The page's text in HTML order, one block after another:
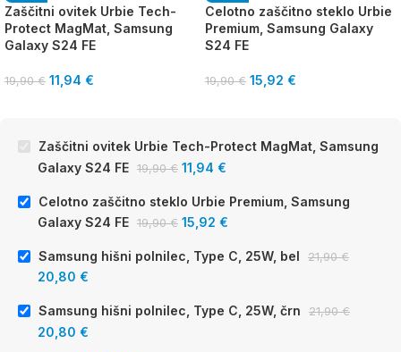
Zaščitni ovitek Urbie Tech-
Protect MagMat, Samsung
Galaxy S24 FE
19,90€ 11,94 €
Celotno zaščitno steklo Urbie
Premium, Samsung Galaxy
S24 FE
19,90€ 15,92 €
Zaščitni ovitek Urbie Tech-Protect MagMat, Samsung
Galaxy S24 FE 19,90€ 11,94 €
Celotno zaščitno steklo Urbie Premium, Samsung
Galaxy S24 FE 19,90€ 15,92 €
Samsung hišni polnilec, Type C, 25W, bel 21,90€
20,80 €
Samsung hišni polnilec, Type C, 25W, črn 21,90€
20,80 €